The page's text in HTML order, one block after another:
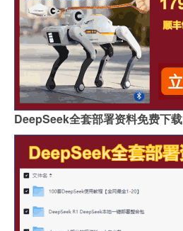
DeepSeek全套部署资料免费下载